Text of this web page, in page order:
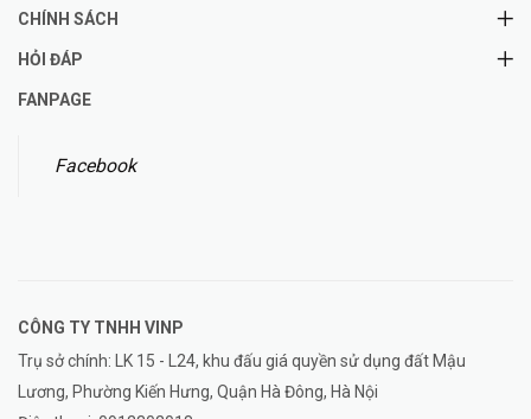
CHÍNH SÁCH
HỎI ĐÁP
FANPAGE
Facebook
CÔNG TY TNHH VINP
Trụ sở chính: LK 15 - L24, khu đấu giá quyền sử dụng đất Mậu
Lương, Phường Kiến Hưng, Quận Hà Đông, Hà Nội